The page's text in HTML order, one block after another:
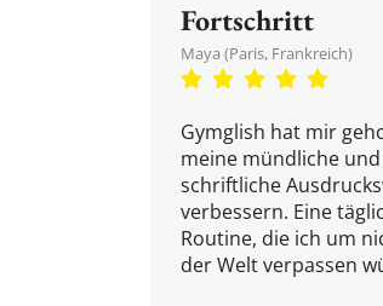
Fortschritt
Maya (Paris, Frankreich)
Gymglish hat mir
meine mündliche und
schriftliche
verbessern. Eine
Routine, die ich um
der Welt verpassen